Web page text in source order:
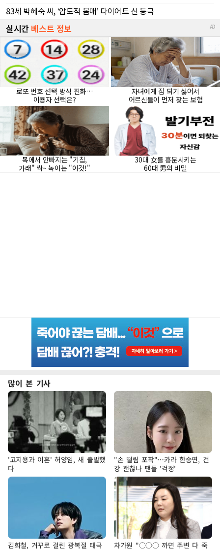
많이 본 기사
'고지용과 이혼' 허양임, 새 출발했
다
"손 떨림 포착"…카라 한승연, 건
강 괜찮나 팬들 '걱정'
김희철, 거꾸로 걸린 광복절 태극 차가원 "○○○ 까면 주변 다 죽